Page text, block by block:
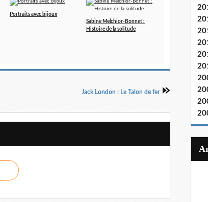
Portraits avec bijoux
Sabine Melchior-Bonnet :
Histoire de la solitude
Jack London : Le Talon de fer